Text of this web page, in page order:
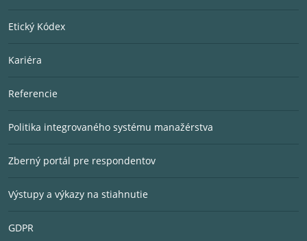
Etický Kódex
Kariéra
Referencie
Politika integrovaného systému manažérstva
Zberný portál pre respondentov
Výstupy a výkazy na stiahnutie
GDPR